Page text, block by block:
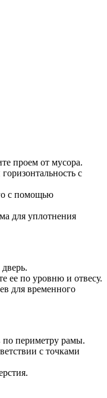
проем от мусора.
с
с помощью
для уплотнения
ее по уровню и отвесу.
для временного
по периметру рамы.
с точками